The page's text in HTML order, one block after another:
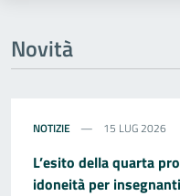
Novità
NOTIZIE 15 LUG 2026
L’esito della quarta
idoneità per